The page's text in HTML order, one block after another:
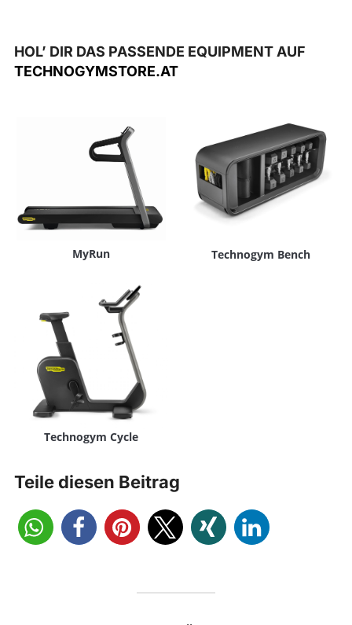
HOL’ DIR DAS PASSENDE EQUIPMENT AUF
TECHNOGYMSTORE.AT
MyRun Technogym Bench
Technogym Cycle
Teile diesen Beitrag